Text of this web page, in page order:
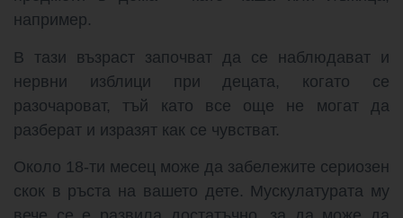
например.
В тази възраст започват да се наблюдават и
нервни изблици при децата, когато се
разочароват, тъй като все още не могат да
разберат и изразят как се чувстват.
Около 18-ти месец може да забележите сериозен
скок в ръста на вашето дете. Мускулатурата му